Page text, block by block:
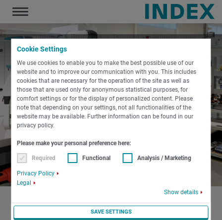
Cookie Settings
We use cookies to enable you to make the best possible use of our
website and to improve our communication with you. This includes
cookies that are necessary for the operation of the site as well as
those that are used only for anonymous statistical purposes, for
comfort settings or for the display of personalized content. Please
note that depending on your settings, not all functionalities of the
website may be available. Further information can be found in our
privacy policy.
Please make your personal preference here:
Required Functional Analysis / Marketing
Privacy Policy
Legal
Show details
SAVE SETTINGS
Toggle
navigation
Главная страница Продукция
Решения для автоматизации
Решения, ориентированные на заказчика